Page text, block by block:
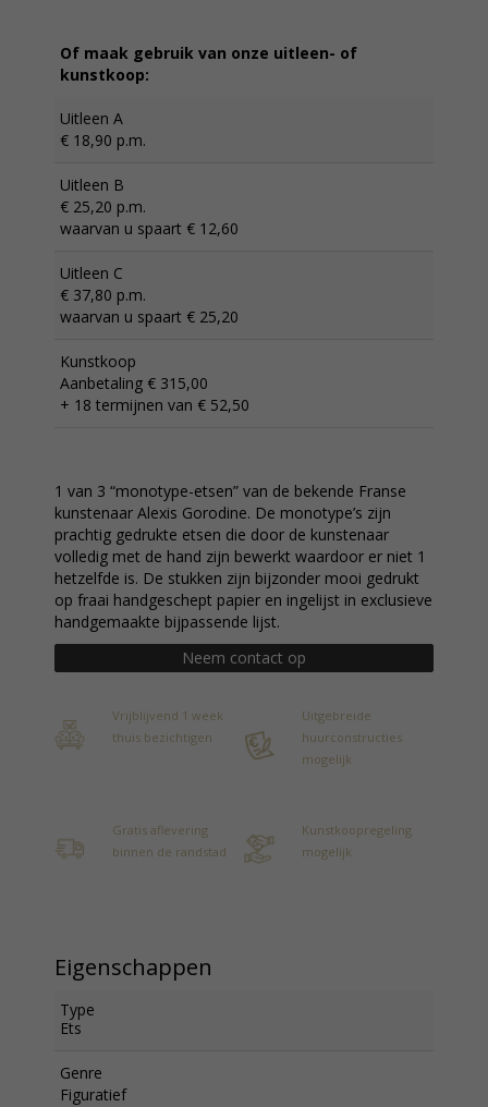
Of maak gebruik van onze uitleen- of
kunstkoop:
Uitleen A
€ 18,90 p.m.
Uitleen B
€ 25,20 p.m.
waarvan u spaart € 12,60
Uitleen C
€ 37,80 p.m.
waarvan u spaart € 25,20
Kunstkoop
Aanbetaling € 315,00
+ 18 termijnen van € 52,50
1 van 3 “monotype-etsen” van de bekende Franse
kunstenaar Alexis Gorodine. De monotype’s zijn
prachtig gedrukte etsen die door de kunstenaar
volledig met de hand zijn bewerkt waardoor er niet 1
hetzelfde is. De stukken zijn bijzonder mooi gedrukt
op fraai handgeschept papier en ingelijst in exclusieve
handgemaakte bijpassende lijst.
Neem contact op
Vrijblijvend 1 week
thuis bezichtigen
Uitgebreide
huurconstructies
mogelijk
Gratis aflevering
binnen de randstad
Kunstkoopregeling
mogelijk
Eigenschappen
Type
Ets
Genre
Figuratief